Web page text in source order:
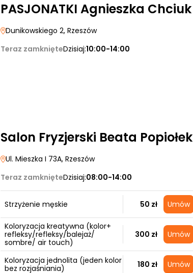
PASJONATKI Agnieszka Chciuk
Dunikowskiego 2, Rzeszów
Teraz zamknięteDzisiaj:10:00-14:00
Salon Fryzjerski Beata Popiołek
Ul. Mieszka I 73A, Rzeszów
Teraz zamknięteDzisiaj:08:00-14:00
Strzyżenie męskie 50 zł Umów
Koloryzacja kreatywna (kolor+
refleksy/refleksy/balejaż/
sombre/ air touch)
300 zł Umów
Koloryzacja jednolita (jeden kolor
bez rozjaśniania)
180 zł Umów